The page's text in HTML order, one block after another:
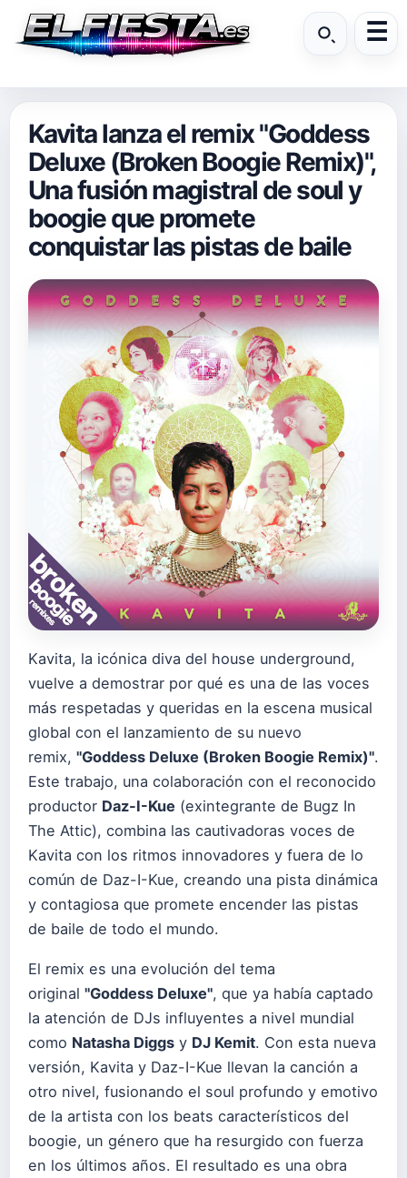
Kavita lanza el remix "Goddess
Deluxe (Broken Boogie Remix)",
Una fusión magistral de soul y
boogie que promete
conquistar las pistas de baile
Kavita, la icónica diva del house underground,
vuelve a demostrar por qué es una de las voces
más respetadas y queridas en la escena musical
global con el lanzamiento de su nuevo
remix, "Goddess Deluxe (Broken Boogie Remix)".
Este trabajo, una colaboración con el reconocido
productor Daz-I-Kue (exintegrante de Bugz In
The Attic), combina las cautivadoras voces de
Kavita con los ritmos innovadores y fuera de lo
común de Daz-I-Kue, creando una pista dinámica
y contagiosa que promete encender las pistas
de baile de todo el mundo.
El remix es una evolución del tema
original "Goddess Deluxe", que ya había captado
la atención de DJs influyentes a nivel mundial
como Natasha Diggs y DJ Kemit. Con esta nueva
versión, Kavita y Daz-I-Kue llevan la canción a
otro nivel, fusionando el soul profundo y emotivo
de la artista con los beats característicos del
boogie, un género que ha resurgido con fuerza
en los últimos años. El resultado es una obra